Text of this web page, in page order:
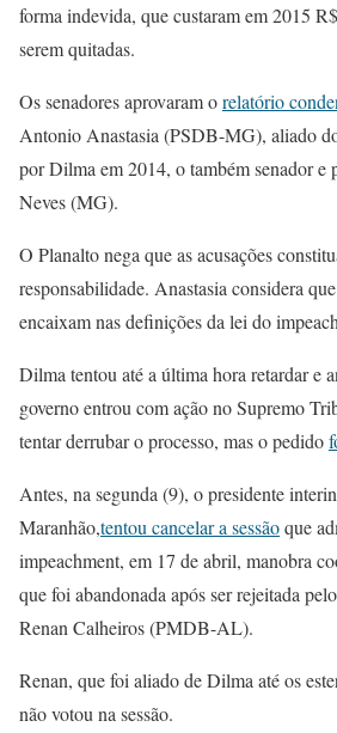
forma indevida, que custaram em 2015
serem quitadas.
Os senadores aprovaram orelatório
Antonio Anastasia (PSDB-MG), aliado
por Dilma em 2014, o também senador e
Neves (MG).
O Planalto nega que as acusações
responsabilidade. Anastasia considera
encaixam nas definições da lei do
Dilma tentou até a última hora retardar e
governo entrou com ação no Supremo
tentar derrubar o processo, mas o pedido
Antes, na segunda (9), o presidente
Maranhão,tentou cancelar a sessãoque
impeachment, em 17 de abril, manobra
que foi abandonada após ser rejeitada
Renan Calheiros (PMDB-AL).
Renan, que foi aliado de Dilma até os
não votou na sessão.